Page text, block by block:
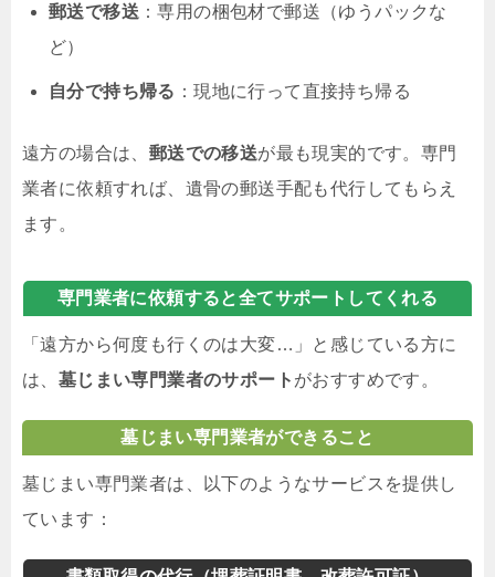
郵送で移送 ：専用の梱包材で郵送（ゆうパックな
ど）
自分で持ち帰る ：現地に行って直接持ち帰る
遠方の場合は、 郵送での移送が最も現実的です。専門
業者に依頼すれば、遺骨の郵送手配も代行してもらえ
ます。
専門業者に依頼すると全てサポートしてくれる
「遠方から何度も行くのは大変…」と感じている方に
は、 墓じまい専門業者のサポート がおすすめです。
墓じまい専門業者ができること
墓じまい専門業者は、以下のようなサービスを提供し
ています：